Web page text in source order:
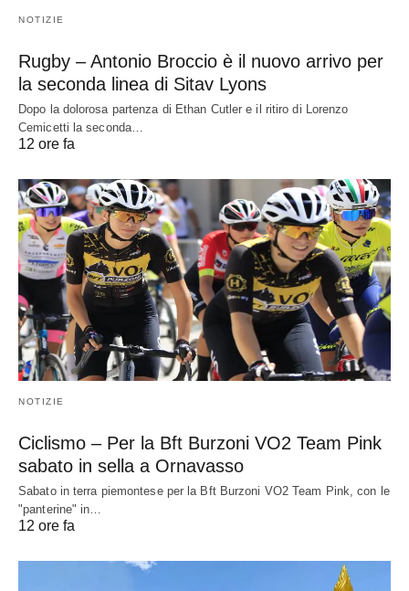
NOTIZIE
Rugby – Antonio Broccio è il nuovo arrivo per
la seconda linea di Sitav Lyons
Dopo la dolorosa partenza di Ethan Cutler e il ritiro di Lorenzo
Cemicetti la seconda…
12 ore fa
NOTIZIE
Ciclismo – Per la Bft Burzoni VO2 Team Pink
sabato in sella a Ornavasso
Sabato in terra piemontese per la Bft Burzoni VO2 Team Pink, con le
"panterine" in…
12 ore fa